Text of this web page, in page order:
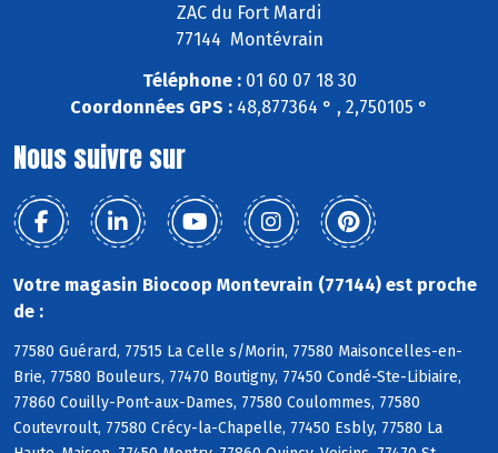
ZAC du Fort Mardi
77144 Montévrain
Téléphone :01 60 07 18 30
Coordonnées GPS : 48,877364 ° , 2,750105 °
Nous suivre sur
Votre magasin Biocoop Montevrain (77144) est proche
de :
77580 Guérard, 77515 La Celle s/Morin, 77580 Maisoncelles-en-
Brie, 77580 Bouleurs, 77470 Boutigny, 77450 Condé-Ste-Libiaire,
77860 Couilly-Pont-aux-Dames, 77580 Coulommes, 77580
Coutevroult, 77580 Crécy-la-Chapelle, 77450 Esbly, 77580 La